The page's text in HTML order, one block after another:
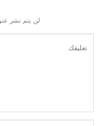
لن يتم نشر